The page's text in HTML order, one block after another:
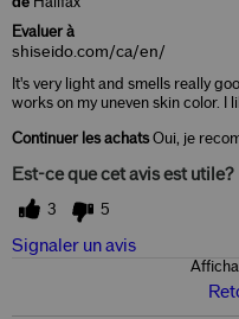
Evaluer à
shiseido.com/ca/en/
It's very light and smells really
works on my uneven skin color. I
Continuer les achatsOui, je
Est-ce que cet avis est utile?
3 5
Signaler un avis